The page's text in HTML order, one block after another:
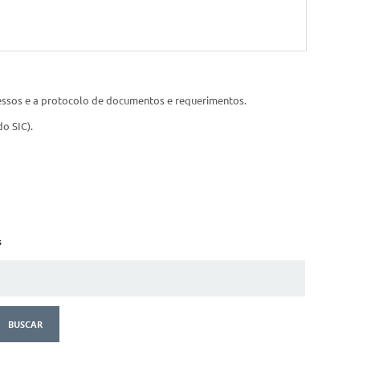
e a protocolo de documentos e requerimentos.
SIC).